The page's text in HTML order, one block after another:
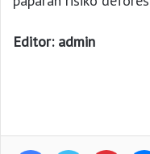
Editor: admin